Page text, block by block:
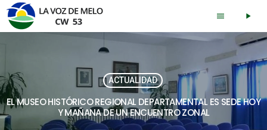
menu play_arrow
ACTUALIDAD
EL MUSEO HISTÓRICO REGIONAL DEPARTAMENTAL ES SEDE HOY
Y MAÑANA DE UN ENCUENTRO ZONAL